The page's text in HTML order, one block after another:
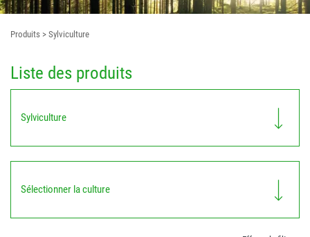
Produits > Sylviculture
Liste des produits
Sylviculture
Sélectionner la culture